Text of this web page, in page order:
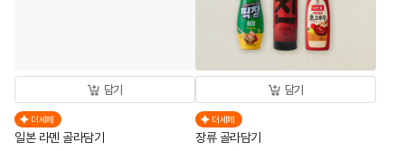
담기
더세페
일본 라멘 골라담기
담기
더세페
장류 골라담기